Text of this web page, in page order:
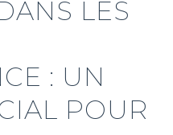
LES
: UN
POUR